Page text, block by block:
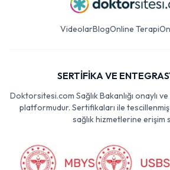
VideolarBlogOnline Terapi
SERTİFİKA VE
Doktorsitesi.com Sağlık Bakanlığı onaylı
platformudur. Sertifikaları ile tescillenmiş
sağlık hizmetlerine erişim